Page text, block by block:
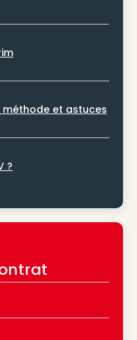
méthode et astuces
?